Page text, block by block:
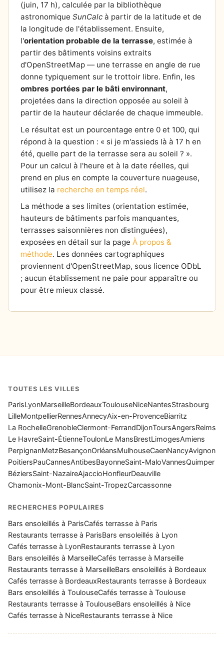
(juin, 17 h), calculée par la bibliothèque
astronomique SunCalc à partir de la latitude et de
la longitude de l'établissement. Ensuite,
l'orientation probable de la terrasse, estimée à
partir des bâtiments voisins extraits
d'OpenStreetMap — une terrasse en angle de rue
donne typiquement sur le trottoir libre. Enfin, les
ombres portées par le bâti environnant,
projetées dans la direction opposée au soleil à
partir de la hauteur déclarée de chaque immeuble.
Le résultat est un pourcentage entre 0 et 100, qui
répond à la question : « si je m'assieds là à 17 h en
été, quelle part de la terrasse sera au soleil ? ».
Pour un calcul à l'heure et à la date réelles, qui
prend en plus en compte la couverture nuageuse,
utilisez la recherche en temps réel.
La méthode a ses limites (orientation estimée,
hauteurs de bâtiments parfois manquantes,
terrasses saisonnières non distinguées),
exposées en détail sur la page À propos &
méthode. Les données cartographiques
proviennent d'OpenStreetMap, sous licence ODbL
; aucun établissement ne paie pour apparaître ou
pour être mieux classé.
TOUTES LES VILLES
ParisLyonMarseilleBordeauxToulouseNiceNantesStrasbourg
LilleMontpellierRennesAnnecyAix-en-ProvenceBiarritz
La RochelleGrenobleClermont-FerrandDijonToursAngersReims
Le HavreSaint-ÉtienneToulonLe MansBrestLimogesAmiens
PerpignanMetzBesançonOrléansMulhouseCaenNancyAvignon
PoitiersPauCannesAntibesBayonneSaint-MaloVannesQuimper
BéziersSaint-NazaireAjaccioHonfleurDeauville
Chamonix-Mont-BlancSaint-TropezCarcassonne
RECHERCHES POPULAIRES
Bars ensoleillés à ParisCafés terrasse à Paris
Restaurants terrasse à ParisBars ensoleillés à Lyon
Cafés terrasse à LyonRestaurants terrasse à Lyon
Bars ensoleillés à MarseilleCafés terrasse à Marseille
Restaurants terrasse à MarseilleBars ensoleillés à Bordeaux
Cafés terrasse à BordeauxRestaurants terrasse à Bordeaux
Bars ensoleillés à ToulouseCafés terrasse à Toulouse
Restaurants terrasse à ToulouseBars ensoleillés à Nice
Cafés terrasse à NiceRestaurants terrasse à Nice